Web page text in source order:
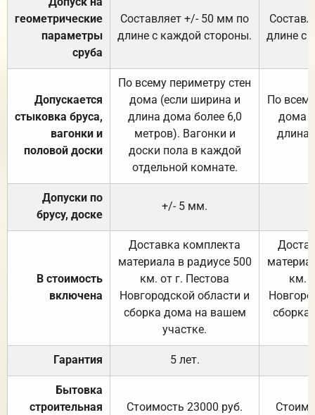
геометрические
параметры
сруба
Составляет +/- 50 мм по
длине с каждой стороны.
длине с
Допускается
стыковка бруса,
вагонки и
половой доски
По всему периметру стен
дома (если ширина и
длина дома более 6,0
метров). Вагонки и
доски пола в каждой
отдельной комнате.
По
дома
длина
Допуски по
брусу, доске
+/- 5 мм.
В стоимость
включена
Доставка комплекта
материала в радиусе 500
км. от г. Пестова
Новгородской области и
сборка дома на вашем
участке.
км.
Гарантия 5 лет.
Бытовка
строительная
Стоимость 23000 руб.